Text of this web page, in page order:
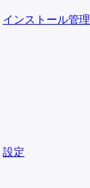
インストール管理
設定